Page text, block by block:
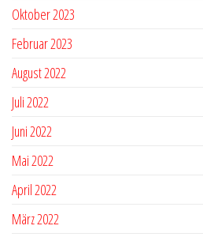
Oktober 2023
Februar 2023
August 2022
Juli 2022
Juni 2022
Mai 2022
April 2022
März 2022